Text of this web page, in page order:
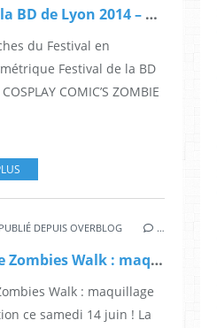
Festival de la BD de Lyon 2014 – COSPLAY COMIC’S ZOMBIE
du Festival en
Festival de la BD
COMIC’S ZOMBIE
DESSINÉ,FANZINES-REVUES,FESTIVALS
PUBLIÉ DEPUIS OVERBLOG …
Comic'Gone Zombies Walk : maquillage et déambulation samedi 14 juin !
Walk : maquillage
ce samedi 14 juin ! La